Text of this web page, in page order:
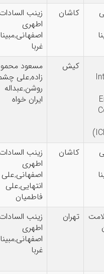
کاشان
زینب السادات
اطهری
اصفهانی,مبینا
کیش
مسعود محمودی
زاده,علی چشمه
روشن,عبداله
ایران خواه
کاشان
زینب السادات
اطهری
اصفهانی,علی
انتهایی,علی
فاطمیان
تهران
زینب السادات
اطهری
اصفهانی,مبینا